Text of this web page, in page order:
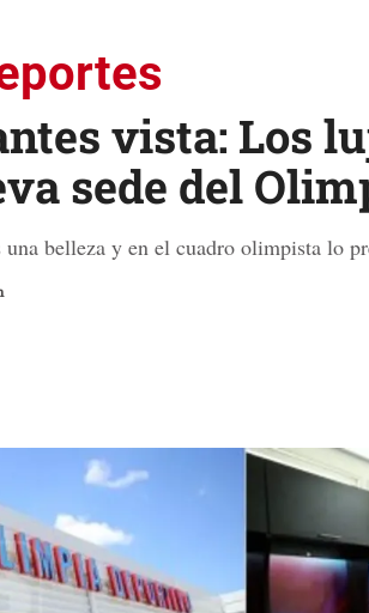
vista: Los
sede del
belleza y en el cuadro olimpista lo